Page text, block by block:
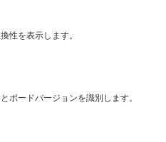
性を表示します。
ボードバージョンを識別します。